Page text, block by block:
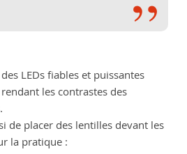
LEDs fiables et puissantes
les contrastes des
de placer des lentilles devant les
la pratique :